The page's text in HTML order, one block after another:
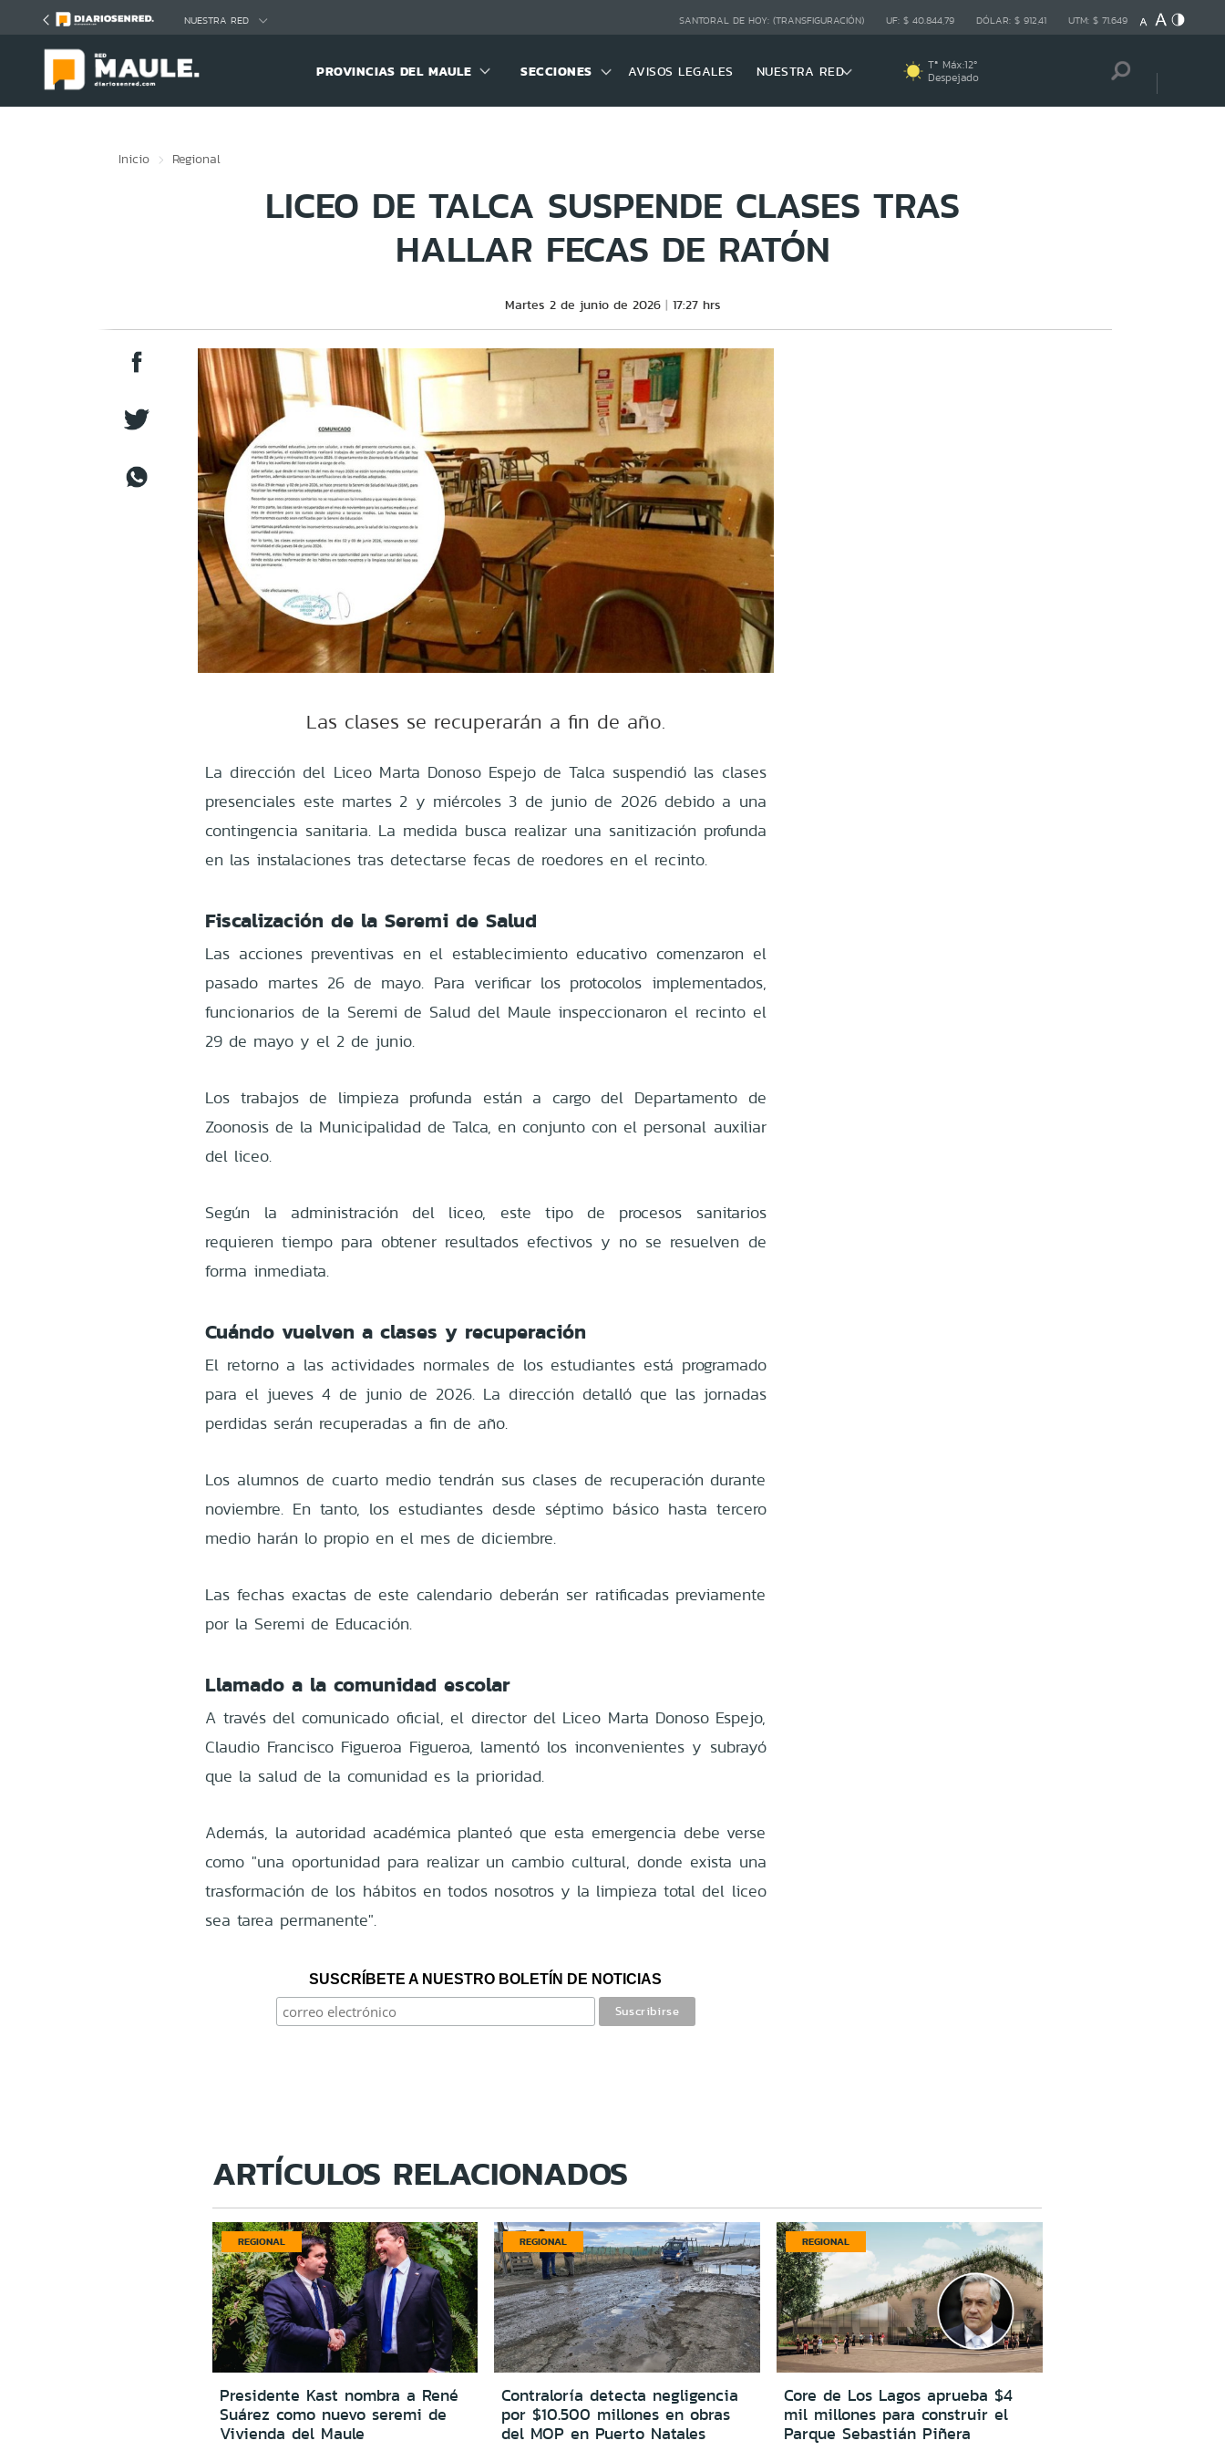
NUESTRA RED SANTORAL DE HOY: (TRANSFIGURACIÓN) UF: $ 40.844,79 DÓLAR: $ 912,41 UTM: $ 71.649
PROVINCIAS DEL MAULE SECCIONES AVISOS LEGALES NUESTRA RED Tª Máx:12º
Despejado
Inicio Regional
LICEO DE TALCA SUSPENDE CLASES TRAS
HALLAR FECAS DE RATÓN
Martes 2 de junio de 2026 17:27 hrs
Las clases se recuperarán a fin de año.
La dirección del Liceo Marta Donoso Espejo de Talca suspendió las clases
presenciales este martes 2 y miércoles 3 de junio de 2026 debido a una
contingencia sanitaria. La medida busca realizar una sanitización profunda
en las instalaciones tras detectarse fecas de roedores en el recinto.
Fiscalización de la Seremi de Salud
Las acciones preventivas en el establecimiento educativo comenzaron el
pasado martes 26 de mayo. Para verificar los protocolos implementados,
funcionarios de la Seremi de Salud del Maule inspeccionaron el recinto el
29 de mayo y el 2 de junio.
Los trabajos de limpieza profunda están a cargo del Departamento de
Zoonosis de la Municipalidad de Talca, en conjunto con el personal auxiliar
del liceo.
Según la administración del liceo, este tipo de procesos sanitarios
requieren tiempo para obtener resultados efectivos y no se resuelven de
forma inmediata.
Cuándo vuelven a clases y recuperación
El retorno a las actividades normales de los estudiantes está programado
para el jueves 4 de junio de 2026. La dirección detalló que las jornadas
perdidas serán recuperadas a fin de año.
Los alumnos de cuarto medio tendrán sus clases de recuperación durante
noviembre. En tanto, los estudiantes desde séptimo básico hasta tercero
medio harán lo propio en el mes de diciembre.
Las fechas exactas de este calendario deberán ser ratificadas previamente
por la Seremi de Educación.
Llamado a la comunidad escolar
A través del comunicado oficial, el director del Liceo Marta Donoso Espejo,
Claudio Francisco Figueroa Figueroa, lamentó los inconvenientes y subrayó
que la salud de la comunidad es la prioridad.
Además, la autoridad académica planteó que esta emergencia debe verse
como "una oportunidad para realizar un cambio cultural, donde exista una
trasformación de los hábitos en todos nosotros y la limpieza total del liceo
sea tarea permanente".
SUSCRÍBETE A NUESTRO BOLETÍN DE NOTICIAS
ARTÍCULOS RELACIONADOS
REGIONAL
Presidente Kast nombra a René
Suárez como nuevo seremi de
Vivienda del Maule
REGIONAL
Contraloría detecta negligencia
por $10.500 millones en obras
del MOP en Puerto Natales
REGIONAL
Core de Los Lagos aprueba $4
mil millones para construir el
Parque Sebastián Piñera